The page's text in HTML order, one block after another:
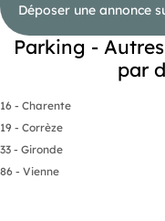
Déposer une annonce
Parking -
par
16 - Charente
19 - Corrèze
33 - Gironde
86 - Vienne